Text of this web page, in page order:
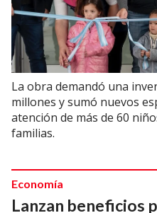
La obra demandó una
millones y sumó nuevos
atención de más de 60
familias.
Lanzan beneficios
Economía